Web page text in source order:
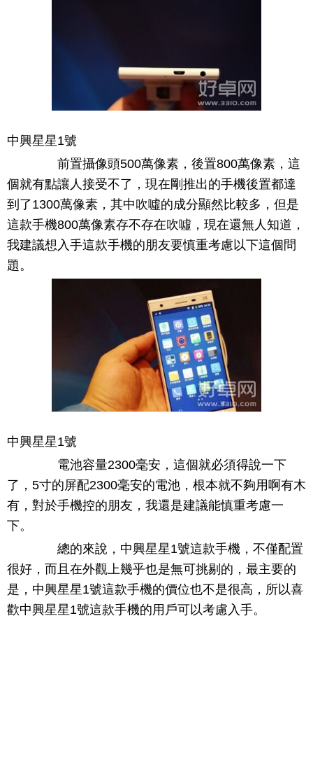
中興星星1號
前置攝像頭500萬像素，後置800萬像素，這
個就有點讓人接受不了，現在剛推出的手機後置都達
到了1300萬像素，其中吹噓的成分顯然比較多，但是
這款手機800萬像素存不存在吹噓，現在還無人知道，
我建議想入手這款手機的朋友要慎重考慮以下這個問
題。
中興星星1號
電池容量2300毫安，這個就必須得說一下
了，5寸的屏配2300毫安的電池，根本就不夠用啊有木
有，對於手機控的朋友，我還是建議能慎重考慮一
下。
總的來說，中興星星1號這款手機，不僅配置
很好，而且在外觀上幾乎也是無可挑剔的，最主要的
是，中興星星1號這款手機的價位也不是很高，所以喜
歡中興星星1號這款手機的用戶可以考慮入手。